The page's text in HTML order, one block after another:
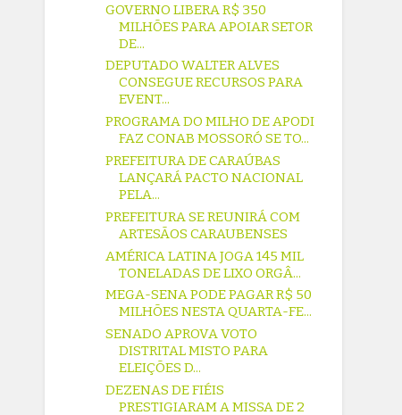
GOVERNO LIBERA R$ 350
MILHÕES PARA APOIAR SETOR
DE...
DEPUTADO WALTER ALVES
CONSEGUE RECURSOS PARA
EVENT...
PROGRAMA DO MILHO DE APODI
FAZ CONAB MOSSORÓ SE TO...
PREFEITURA DE CARAÚBAS
LANÇARÁ PACTO NACIONAL
PELA...
PREFEITURA SE REUNIRÁ COM
ARTESÃOS CARAUBENSES
AMÉRICA LATINA JOGA 145 MIL
TONELADAS DE LIXO ORGÂ...
MEGA-SENA PODE PAGAR R$ 50
MILHÕES NESTA QUARTA-FE...
SENADO APROVA VOTO
DISTRITAL MISTO PARA
ELEIÇÕES D...
DEZENAS DE FIÉIS
PRESTIGIARAM A MISSA DE 2